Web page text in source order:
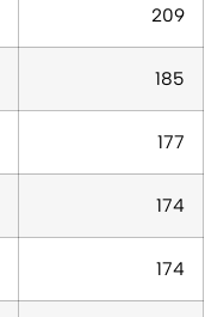
209
185
177
174
174